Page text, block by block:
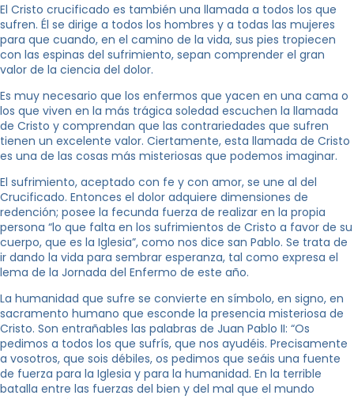
El Cristo crucificado es también una llamada a todos los que
sufren. Él se dirige a todos los hombres y a todas las mujeres
para que cuando, en el camino de la vida, sus pies tropiecen
con las espinas del sufrimiento, sepan comprender el gran
valor de la ciencia del dolor.
Es muy necesario que los enfermos que yacen en una cama o
los que viven en la más trágica soledad escuchen la llamada
de Cristo y comprendan que las contrariedades que sufren
tienen un excelente valor. Ciertamente, esta llamada de Cristo
es una de las cosas más misteriosas que podemos imaginar.
El sufrimiento, aceptado con fe y con amor, se une al del
Crucificado. Entonces el dolor adquiere dimensiones de
redención; posee la fecunda fuerza de realizar en la propia
persona “lo que falta en los sufrimientos de Cristo a favor de su
cuerpo, que es la Iglesia”, como nos dice san Pablo. Se trata de
ir dando la vida para sembrar esperanza, tal como expresa el
lema de la Jornada del Enfermo de este año.
La humanidad que sufre se convierte en símbolo, en signo, en
sacramento humano que esconde la presencia misteriosa de
Cristo. Son entrañables las palabras de Juan Pablo II: “Os
pedimos a todos los que sufrís, que nos ayudéis. Precisamente
a vosotros, que sois débiles, os pedimos que seáis una fuente
de fuerza para la Iglesia y para la humanidad. En la terrible
batalla entre las fuerzas del bien y del mal que el mundo